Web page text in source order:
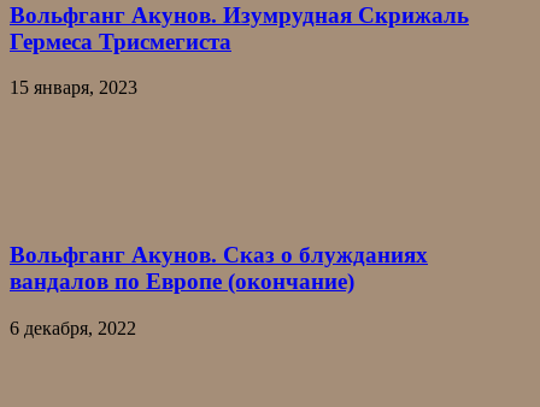
Вольфганг Акунов. Изумрудная Скрижаль
Гермеса Трисмегиста
15 января, 2023
Вольфганг Акунов. Сказ о блужданиях
вандалов по Европе (окончание)
6 декабря, 2022